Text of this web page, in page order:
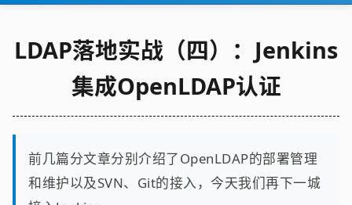
LDAP落地实战（四）：Jenkins
集成OpenLDAP认证
前几篇分文章分别介绍了OpenLDAP的部署管理
和维护以及SVN、Git的接入，今天我们再下一城